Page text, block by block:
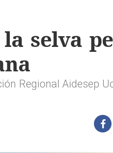
selva
Regional Aidesep